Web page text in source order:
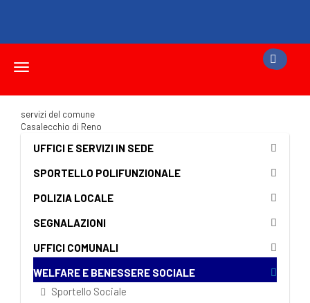
Toggle
servizi del comune
Casalecchio di Reno
UFFICI E SERVIZI IN SEDE
SPORTELLO POLIFUNZIONALE
POLIZIA LOCALE
SEGNALAZIONI
UFFICI COMUNALI
WELFARE E BENESSERE SOCIALE
Sportello Sociale